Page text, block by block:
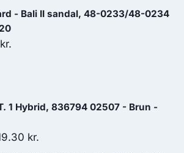
- Bali II sandal, 48-0233/48-0234
kr.
1 Hybrid, 836794 02507 - Brun -
kr.